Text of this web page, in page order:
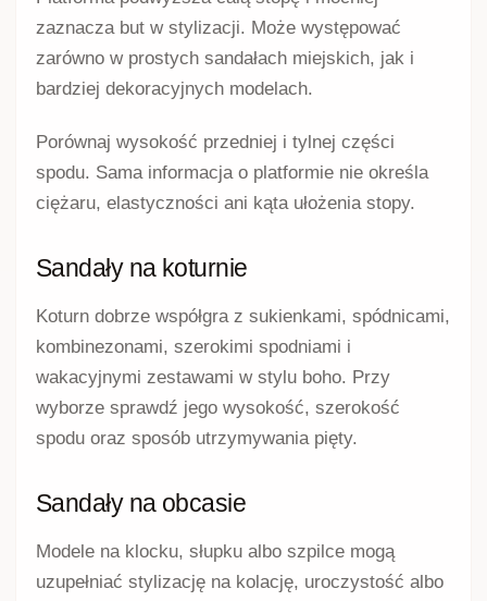
zaznacza but w stylizacji. Może występować
zarówno w prostych sandałach miejskich, jak i
bardziej dekoracyjnych modelach.
Porównaj wysokość przedniej i tylnej części
spodu. Sama informacja o platformie nie określa
ciężaru, elastyczności ani kąta ułożenia stopy.
Sandały na koturnie
Koturn dobrze współgra z sukienkami, spódnicami,
kombinezonami, szerokimi spodniami i
wakacyjnymi zestawami w stylu boho. Przy
wyborze sprawdź jego wysokość, szerokość
spodu oraz sposób utrzymywania pięty.
Sandały na obcasie
Modele na klocku, słupku albo szpilce mogą
uzupełniać stylizację na kolację, uroczystość albo